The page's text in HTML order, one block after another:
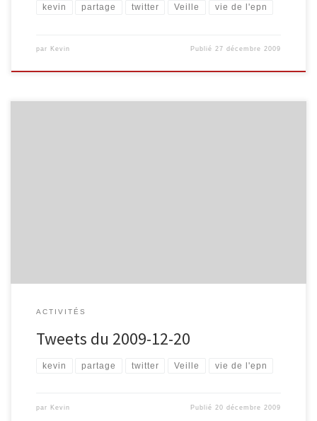
kevin partage twitter Veille vie de l'epn
par Kevin Publié27 décembre 2009
ACTIVITÉS
Tweets du 2009-12-20
kevin partage twitter Veille vie de l'epn
par Kevin Publié 20 décembre 2009